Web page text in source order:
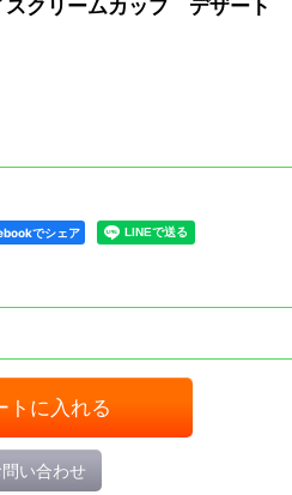
クリームカップ デザート
でシェア
トに入れる
問い合わせ